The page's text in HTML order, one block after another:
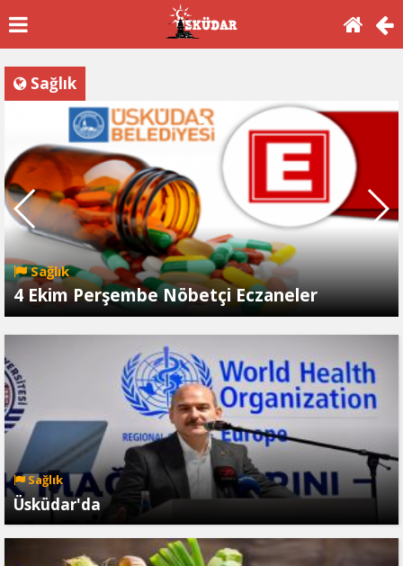
Sağlık
Sağlık
4 Ekim Perşembe Nöbetçi Eczaneler
Sağlık
Üsküdar'da